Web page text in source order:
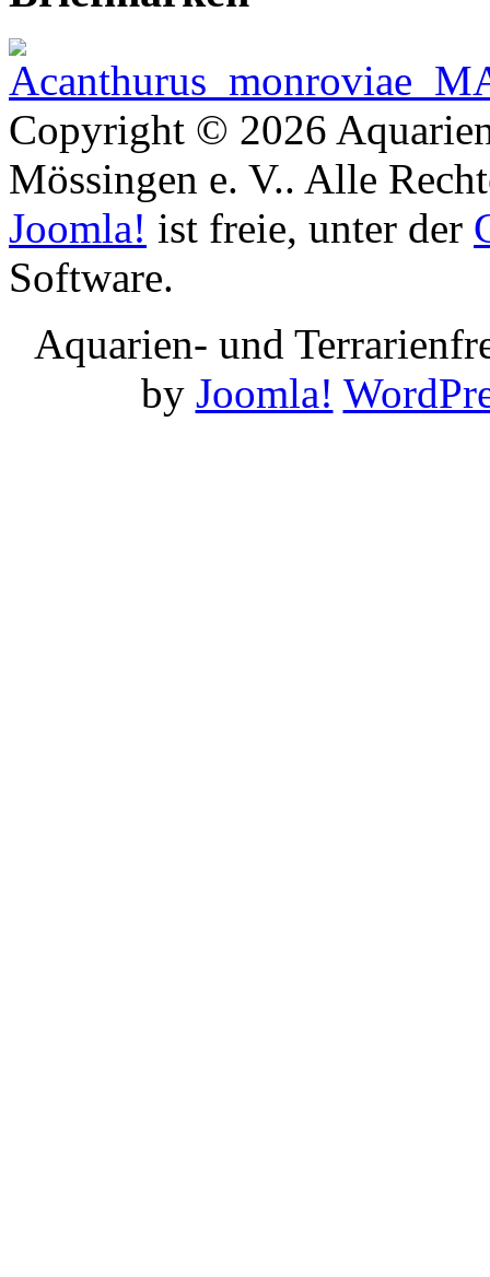
Copyright © 2026
Mössingen e. V.. Alle
Joomla! ist freie, unter der
Software.
Aquarien- und
by Joomla!